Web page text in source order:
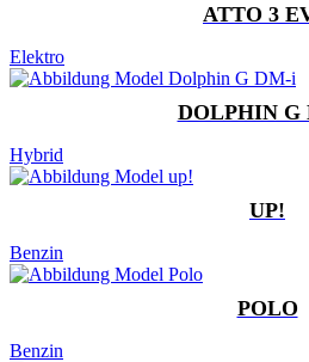
ATTO 3
Elektro
DOLPHIN G
Hybrid
UP!
Benzin
POLO
Benzin